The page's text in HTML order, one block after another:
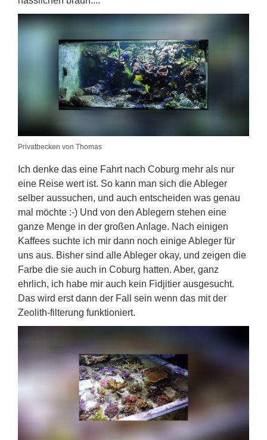
Privatbecken von Thomas
Ich denke das eine Fahrt nach Coburg mehr als nur
eine Reise wert ist. So kann man sich die Ableger
selber aussuchen, und auch entscheiden was genau
mal möchte :-) Und von den Ablegern stehen eine
ganze Menge in der großen Anlage. Nach einigen
Kaffees suchte ich mir dann noch einige Ableger für
uns aus. Bisher sind alle Ableger okay, und zeigen die
Farbe die sie auch in Coburg hatten. Aber, ganz
ehrlich, ich habe mir auch kein Fidjitier ausgesucht.
Das wird erst dann der Fall sein wenn das mit der
Zeolith-filterung funktioniert.